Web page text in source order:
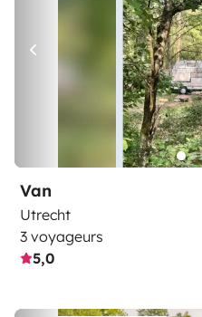
Van
Utrecht
3 voyageurs
5,0